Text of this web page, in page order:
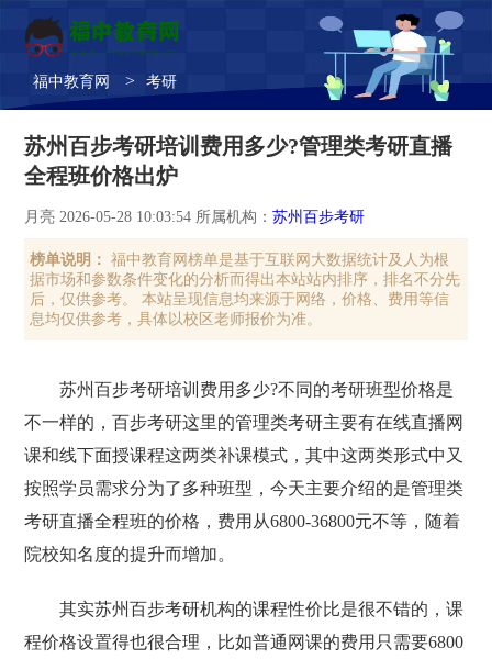
福中教育网 > 考研
苏州百步考研培训费用多少?管理类考研直播
全程班价格出炉
月亮 2026-05-28 10:03:54 所属机构：苏州百步考研
榜单说明：
福中教育网榜单是基于互联网大数据统计及人为根
据市场和参数条件变化的分析而得出本站站内排序，排名不分先
后，仅供参考。 本站呈现信息均来源于网络，价格、费用等信
息均仅供参考，具体以校区老师报价为准。
苏州百步考研培训费用多少?不同的考研班型价格是
不一样的，百步考研这里的管理类考研主要有在线直播网
课和线下面授课程这两类补课模式，其中这两类形式中又
按照学员需求分为了多种班型，今天主要介绍的是管理类
考研直播全程班的价格，费用从6800-36800元不等，随着
院校知名度的提升而增加。
其实苏州百步考研机构的课程性价比是很不错的，课
程价格设置得也很合理，比如普通网课的费用只需要6800